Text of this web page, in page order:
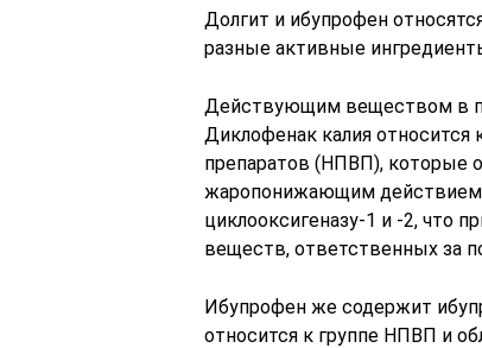
Долгит и ибупрофен
разные активные
Действующим веществом в
Диклофенак калия относится
препаратов (НПВП), которые
жаропонижающим действием.
циклооксигеназу-1 и -2, что
веществ, ответственных за
Ибупрофен же содержит
относится к группе НПВП и